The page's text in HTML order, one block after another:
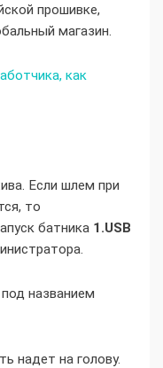
прошивке,
магазин.
как
Если шлем при
то
батника 1.USB
названием
надет на голову.